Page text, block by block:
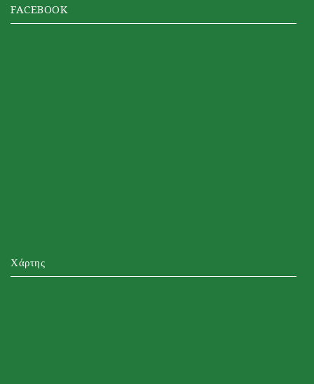
FACEBOOK
Χάρτης